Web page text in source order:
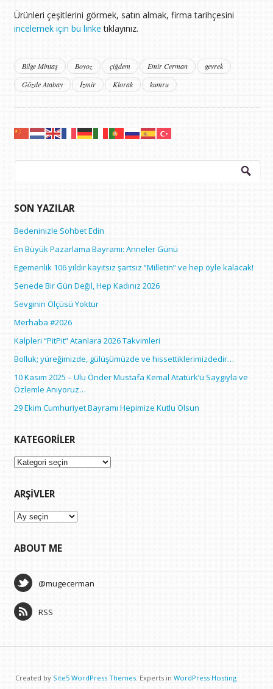
Ürünleri çeşitlerini görmek, satın almak, firma tarihçesini
incelemek için bu linketıklayınız.
Bilge Mintaş Boyoz çiğdem Emir Cerman
gevrek
Gözde Atabay
İzmir Klorak kumru
Arama:
SON YAZILAR
Bedeninizle Sohbet Edin
En Büyük Pazarlama Bayramı: Anneler Günü
Egemenlik 106 yıldır kayıtsız şartsız “Milletin” ve hep öyle kalacak!
Senede Bir Gün Değil, Hep Kadınız 2026
Sevginin Ölçüsü Yoktur
Merhaba #2026
Kalpleri “PitPit” Atanlara 2026 Takvimleri
Bolluk; yüreğimizde, gülüşümüzde ve hissettiklerimizdedir…
10 Kasım 2025 – Ulu Önder Mustafa Kemal Atatürk’ü Saygıyla ve
Özlemle Anıyoruz…
29 Ekim Cumhuriyet Bayramı Hepimize Kutlu Olsun
KATEGORILER
Kategoriler
ARŞIVLER
Arşivler
ABOUT ME
@mugecerman
RSS
Created by Site5 WordPress Themes. Experts in WordPress Hosting